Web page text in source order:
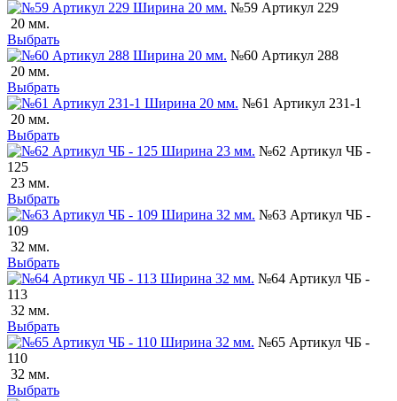
№59 Артикул 229
20 мм.
Выбрать
№60 Артикул 288
20 мм.
Выбрать
№61 Артикул 231-1
20 мм.
Выбрать
№62 Артикул ЧБ -
125
23 мм.
Выбрать
№63 Артикул ЧБ -
109
32 мм.
Выбрать
№64 Артикул ЧБ -
113
32 мм.
Выбрать
№65 Артикул ЧБ -
110
32 мм.
Выбрать